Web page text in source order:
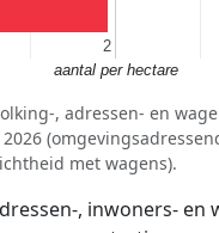
2
2
aantal per hectare
, adressen- en
met wagens).
, inwoners- en